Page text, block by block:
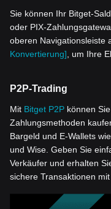
Sie können Ihr Bitget-
oder PIX-
oberen Navigationsleiste
Konvertierung], um Ihre
P2P-Trading
Mit Bitget P2P können
Zahlungsmethoden
Bargeld und E-Wallets
und Wise. Geben Sie
Verkäufer und erhalten
sichere Transaktionen